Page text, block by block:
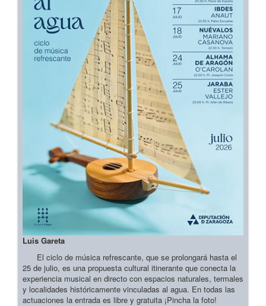
Luis Gareta
El ciclo de música refrescante, que se prolongará hasta el
25 de julio, es una propuesta cultural itinerante que conecta la
experiencia musical en directo con espacios naturales, termales
y localidades históricamente vinculadas al agua. En todas las
actuaciones la entrada es libre y gratuita ¡Pincha la foto!